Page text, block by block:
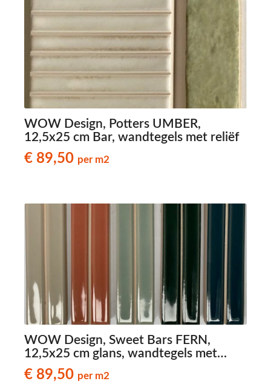
WOW Design, Potters UMBER,
12,5x25 cm Bar, wandtegels met reliëf
€ 89,50 per m2
WOW Design, Sweet Bars FERN,
12,5x25 cm glans, wandtegels met
reliëf
€ 89,50 per m2